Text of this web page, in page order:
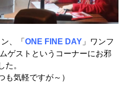
、「 ONE FINE DAY」ワンフ
ゲストというコーナーにお邪
た。
も気軽ですが～）